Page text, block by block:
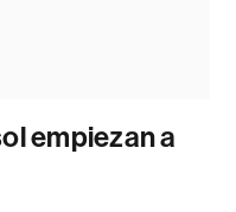
empiezan a